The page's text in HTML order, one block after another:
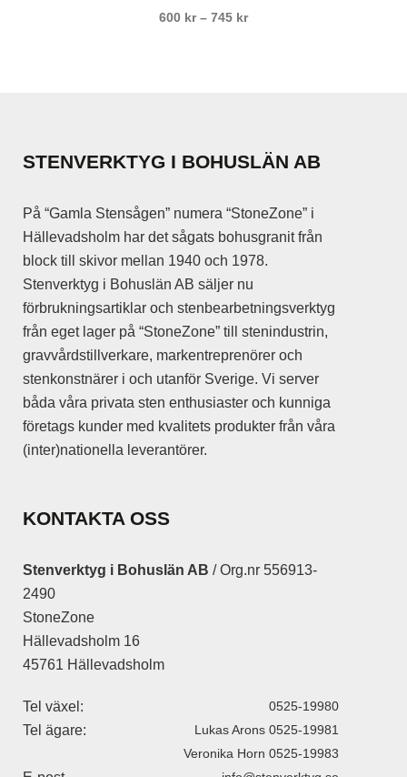
kan
på
produktsidan
600 kr – 745 krPrisintervall:
STENVERKTYG I BOHUSLÄN AB
På “Gamla Stensågen” numera “StoneZone” i
Hällevadsholm har det sågats bohusgranit från
block till skivor mellan 1940 och 1978.
Stenverktyg i Bohuslän AB säljer nu
förbrukningsartiklar och stenbearbetningsverktyg
från eget lager på “StoneZone” till stenindustrin,
gravvårdstillverkare, markentreprenörer och
stenkonstnärer i och utanför Sverige. Vi server
båda våra privata sten enthusiaster och kunniga
företags kunder med kvalitets produkter från våra
(inter)nationella leverantörer.
KONTAKTA OSS
Stenverktyg i Bohuslän AB / Org.nr 556913-
2490
StoneZone
Hällevadsholm 16
45761 Hällevadsholm
Tel växel: 0525-19980
Tel ägare:
Lukas Arons 0525-19981
Veronika Horn 0525-19983